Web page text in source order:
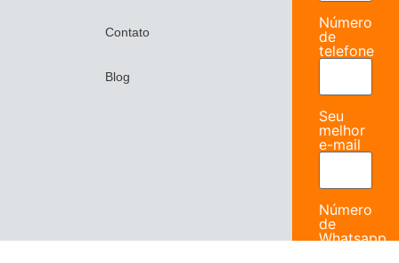
Contato
Blog
Número
de
telefone
Seu
melhor
e-mail
Número
de
Whatsapp